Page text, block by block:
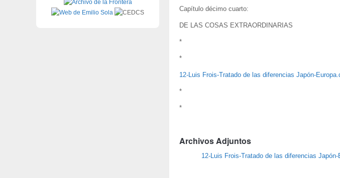
Capítulo décimo cuarto:
DE LAS COSAS EXTRAORDINARIAS
*
*
12-Luis Frois-Tratado de las diferencias Japón-
*
*
Archivos Adjuntos
12-Luis Frois-Tratado de las diferencias Japón-